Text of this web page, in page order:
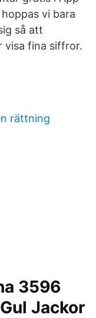
vi bara
så att
visa fina siffror.
rättning
3596
Jackor